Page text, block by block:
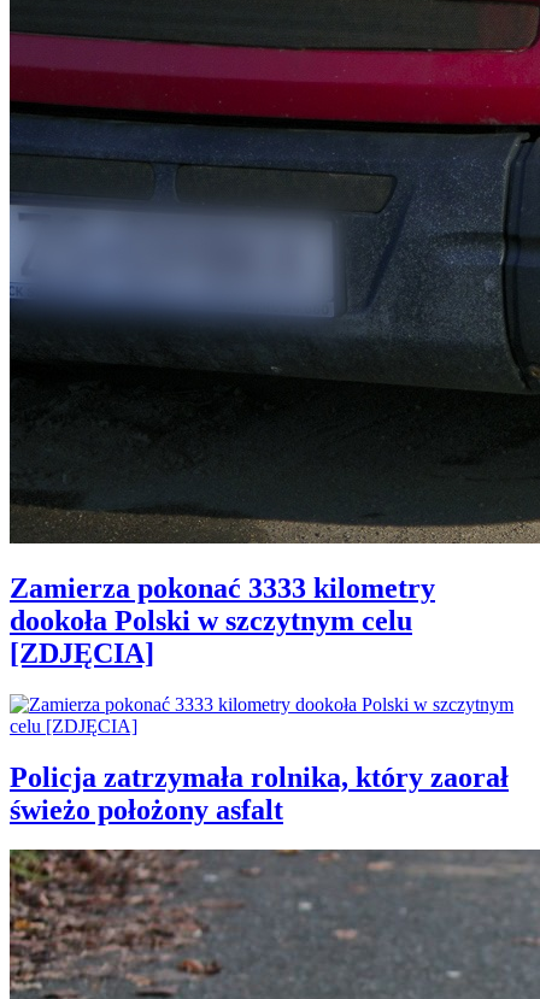
Zamierza pokonać 3333 kilometry
dookoła Polski w szczytnym celu
[ZDJĘCIA]
Policja zatrzymała rolnika, który zaorał
świeżo położony asfalt